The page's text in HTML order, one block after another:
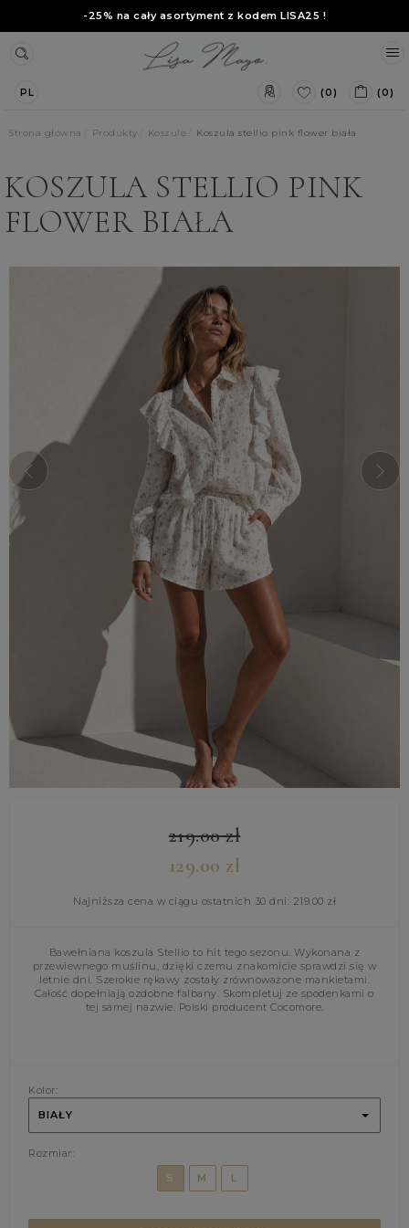
-25% na cały asortyment z kodem LISA25 !
PL (0) (0)
Strona główna Produkty Koszule Koszula stellio pink flower biała
KOSZULA STELLIO PINK
FLOWER BIAŁA
219.00zł
129.00 zł
Najniższa cena w ciągu ostatnich 30 dni: 219.00 zł
Bawełniana koszula Stellio to hit tego sezonu. Wykonana z
przewiewnego muślinu, dzięki czemu znakomicie sprawdzi się w
letnie dni. Szerokie rękawy zostały zrównoważone mankietami.
Całość dopełniają ozdobne falbany. Skompletuj ze spodenkami o
tej samej nazwie. Polski producent Cocomore.
Kolor:
BIAŁY
Rozmiar:
S
M L